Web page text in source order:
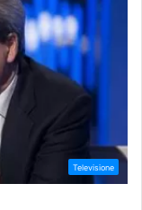
Televisione